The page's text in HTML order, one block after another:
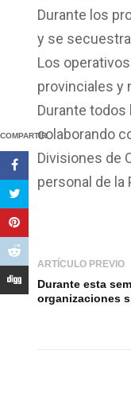
COMPARTIR
Durante los
y se
Los
provinciales y
Durante
colaborando
Divisiones de
personal de la
ARTÍCULO PREVIO
Durante esta
organizaciones